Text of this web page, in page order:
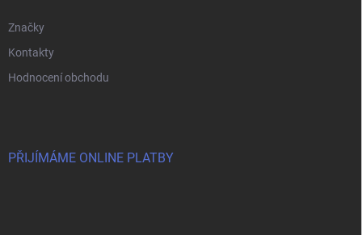
Značky
Kontakty
Hodnocení obchodu
PŘIJÍMÁME ONLINE PLATBY